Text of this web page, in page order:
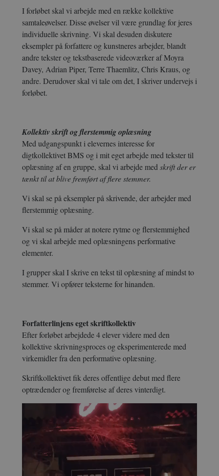
I forløbet skal vi arbejde med en række kollektive
samtaleøvelser. Disse øvelser vil være grundlag for jeres
individuelle skrivning. Vi skal desuden diskutere
eksempler på forfattere og kunstneres arbejder, blandt
andre tekster og tekstbaserede videoværker af Moyra
Davey, Adrian Piper, Terre Thaemlitz, Chris Kraus, og
andre. Derudover skal vi tale om det, I skriver undervejs i
forløbet.
Kollektiv skrift og flerstemmig oplæsning
Med udgangspunkt i elevernes interesse for
digtkollektivet BMS og i mit eget arbejde med tekster til
oplæsning af en gruppe, skal vi arbejde med skrift der er
tænkt til at blive fremført af flere stemmer.
Vi skal se på eksempler på skrivende, der arbejder med
flerstemmig oplæsning.
Vi skal se på måder at notere rytme og flerstemmighed
og vi skal arbejde med oplæsningens performative
elementer.
I grupper skal I skrive en tekst til oplæsning af mindst to
stemmer. Vi opfører teksterne for hinanden.
Forfatterlinjens eget skriftkollektiv
Efter forløbet arbejdede 4 elever videre med den
kollektive skrivningsproces og eksperimenterede med
virkemidler fra den performative oplæsning.
Skriftkollektivet fik deres offentlige debut med flere
optrædender og fremførelse af deres vinterdigt.